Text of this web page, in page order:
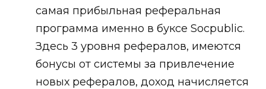
самая прибыльная реферальная
программа именно в буксе Socpublic.
Здесь 3 уровня рефералов, имеются
бонусы от системы за привлечение
новых рефералов, доход начисляется